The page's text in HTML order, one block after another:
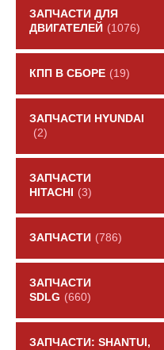
ЗАПЧАСТИ ДЛЯ
ДВИГАТЕЛЕЙ (1076)
КПП В СБОРЕ (19)
ЗАПЧАСТИ HYUNDAI
(2)
ЗАПЧАСТИ
HITACHI
(3)
ЗАПЧАСТИ (786)
ЗАПЧАСТИ
SDLG (660)
ЗАПЧАСТИ: SHANTUI,